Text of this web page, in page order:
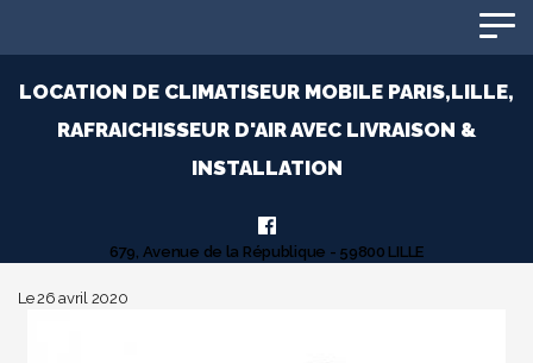
LOCATION DE CLIMATISEUR MOBILE PARIS,LILLE,
RAFRAICHISSEUR D'AIR AVEC LIVRAISON &
INSTALLATION
679, Avenue de la République - 59800 LILLE
Le 26 avril 2020